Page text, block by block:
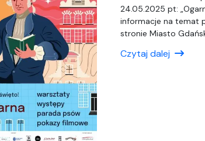
24.05.2025 pt:
informacje na temat
stronie Miasto
Czytaj dalej